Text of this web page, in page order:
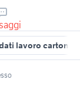
lavoro